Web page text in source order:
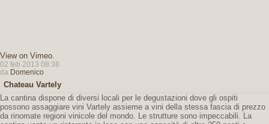
View on Vimeo.
02 feb 2013 08:38
da Domenico
Chateau Vartely
La cantina dispone di diversi locali per le degustazioni dove gli ospiti
possono assaggiare vini Vartely assieme a vini della stessa fascia di prezzo
da rinomate regioni vinicole del mondo. Le strutture sono impeccabili. La